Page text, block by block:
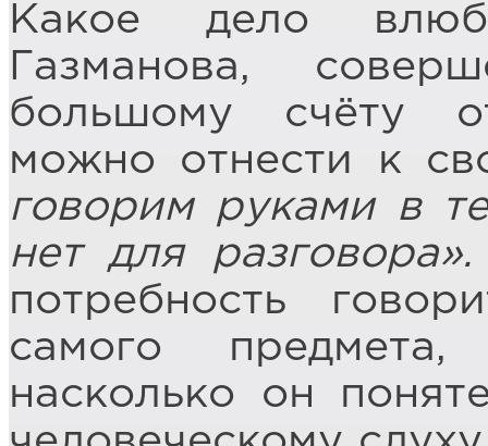
Какое дело
Газманова,
большому счёту
можно отнести к
говорим руками в
нет для разговора».
потребность
самого
насколько он